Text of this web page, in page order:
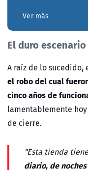
Ver más
El duro
A raíz de lo sucedido,
el robo del cual
cinco años de
lamentablemente
de cierre.
"Esta tienda
diario, de